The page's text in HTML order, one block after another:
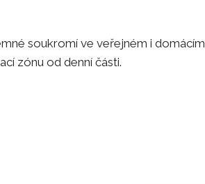
soukromí ve veřejném i domácím
zónu od denní části.